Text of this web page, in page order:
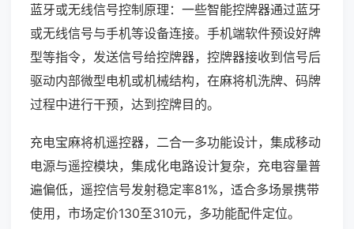
蓝牙或无线信号控制原理：一些智能控牌器通过蓝牙
或无线信号与手机等设备连接。手机端软件预设好牌
型等指令，发送信号给控牌器，控牌器接收到信号后
驱动内部微型电机或机械结构，在麻将机洗牌、码牌
过程中进行干预，达到控牌目的。
充电宝麻将机遥控器，二合一多功能设计，集成移动
电源与遥控模块，集成化电路设计复杂，充电容量普
遍偏低，遥控信号发射稳定率81%，适合多场景携带
使用，市场定价130至310元，多功能配件定位。